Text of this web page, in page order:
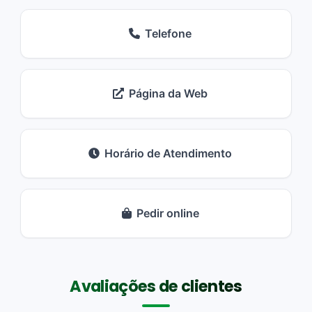
Telefone
Página da Web
Horário de Atendimento
Pedir online
Avaliações de clientes